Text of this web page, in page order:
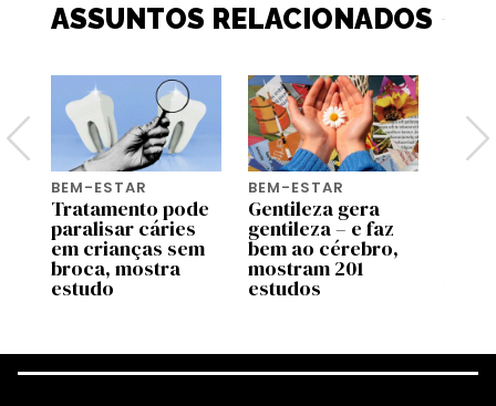
ASSUNTOS RELACIONADOS
BEM-ESTAR
Tratamento pode
paralisar cáries
em crianças sem
broca, mostra
estudo
BEM-ESTAR
Gentileza gera
gentileza – e faz
bem ao cérebro,
mostram 201
estudos